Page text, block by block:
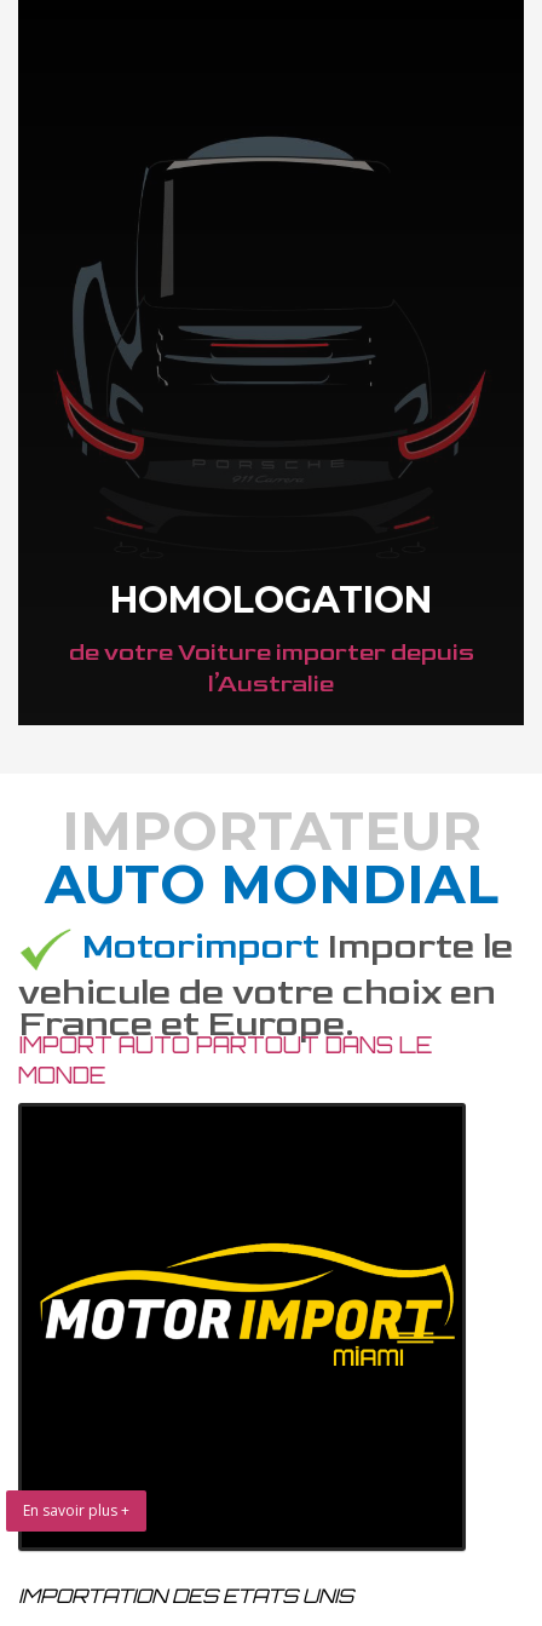
DÉCOUVREZ NOTRE IMPORTATION AUTO en Australie
HOMOLOGATION
de votre Voiture importer depuis
l’Australie
DÉCOUVREZ COMMENT
IMPORTATEUR
AUTO MONDIAL
Motorimport Importe le
vehicule de votre choix en
France et Europe.
IMPORT AUTO PARTOUT DANS LE
MONDE
En savoir plus +
IMPORTATION DES ETATS UNIS